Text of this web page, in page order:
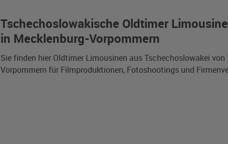
Tschechoslowakische Oldtimer
in Mecklenburg-Vorpommern
Sie finden hier Oldtimer Limousinen aus Tschechoslowakei
Vorpommern für Filmproduktionen, Fotoshootings und